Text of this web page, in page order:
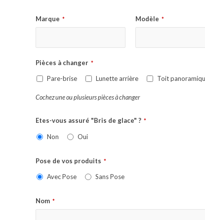
Marque * Modèle *
Pièces à changer *
Pare-brise Lunette arrière Toit
Cochez une ou plusieurs pièces à changer
Etes-vous assuré "Bris de glace" ? *
Non Oui
Pose de vos produits *
Avec Pose Sans Pose
Nom *